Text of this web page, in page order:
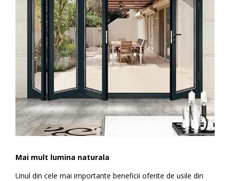
Mai mult lumina naturala
Unul din cele mai importante beneficii oferite de usile din